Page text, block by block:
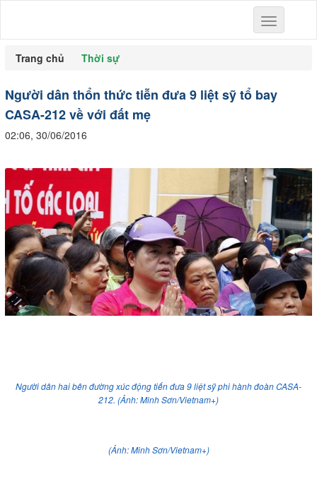
Toggle
navigation
Trang chủ
Thời sự
Người dân thổn thức tiễn đưa 9 liệt sỹ tổ bay
CASA-212 về với đất mẹ
02:06, 30/06/2016
Người dân hai bên đường xúc động tiến đưa 9 liệt sỹ phi hành đoàn CASA-
212. (Ảnh: Minh Sơn/Vietnam+)
(Ảnh: Minh Sơn/Vietnam+)